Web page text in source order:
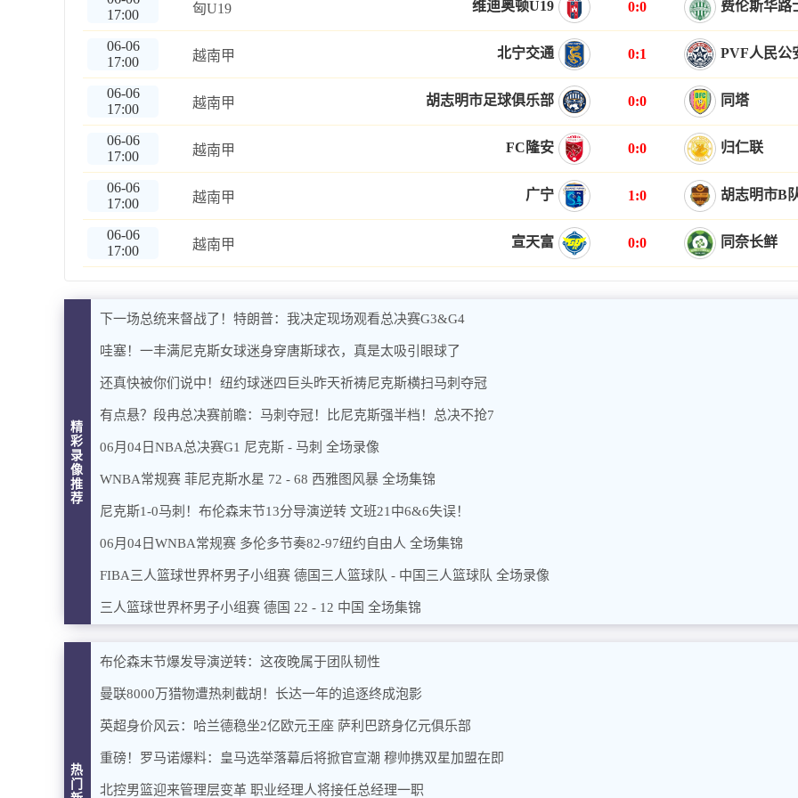
17:00
匈U19 维迪奥顿U19 0:0 费伦斯华路
06-06
17:00
越南甲 北宁交通 0:1 PVF人民公
06-06
17:00
越南甲 胡志明市足球俱乐部 0:0 同塔
06-06
17:00
越南甲 FC隆安 0:0 归仁联
06-06
17:00
越南甲 广宁 1:0 胡志明市B
06-06
17:00
越南甲 宣天富 0:0 同奈长鲜
精
彩
录
像
推
荐
下一场总统来督战了！特朗普：我决定现场观看总决赛G3&G4
哇塞！一丰满尼克斯女球迷身穿唐斯球衣，真是太吸引眼球了
还真快被你们说中！纽约球迷四巨头昨天祈祷尼克斯横扫马刺夺冠
有点悬？段冉总决赛前瞻：马刺夺冠！比尼克斯强半档！总决不抢7
06月04日NBA总决赛G1 尼克斯 - 马刺 全场录像
WNBA常规赛 菲尼克斯水星 72 - 68 西雅图风暴 全场集锦
尼克斯1-0马刺！布伦森末节13分导演逆转 文班21中6&6失误！
06月04日WNBA常规赛 多伦多节奏82-97纽约自由人 全场集锦
FIBA三人篮球世界杯男子小组赛 德国三人篮球队 - 中国三人篮球队 全场录像
三人篮球世界杯男子小组赛 德国 22 - 12 中国 全场集锦
热
门
布伦森末节爆发导演逆转：这夜晚属于团队韧性
曼联8000万猎物遭热刺截胡！长达一年的追逐终成泡影
英超身价风云：哈兰德稳坐2亿欧元王座 萨利巴跻身亿元俱乐部
重磅！罗马诺爆料：皇马选举落幕后将掀官宣潮 穆帅携双星加盟在即
北控男篮迎来管理层变革 职业经理人将接任总经理一职